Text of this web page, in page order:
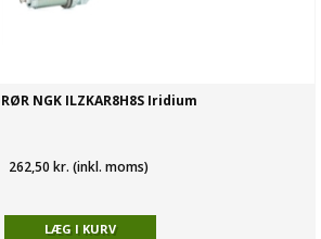
NGK ILZKAR8H8S Iridium
262,50 kr. (inkl. moms)